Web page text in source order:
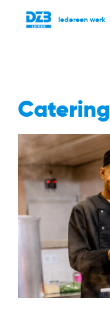
Iedereen werk
Catering